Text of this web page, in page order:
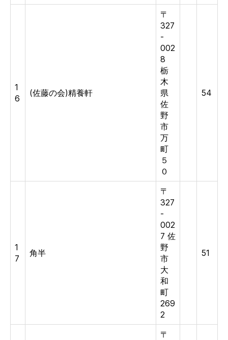
1
6
(佐藤の会)精養軒
〒
327
-
002
8
栃
木
県
佐
野
市
万
町
５
０
54
1
7
角半
〒
327
-
002
7 佐
野
市
大
和
町
269
2
51
〒